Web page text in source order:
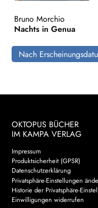
Bruno Morchio
Nachts in Genua
Nach
OKTOPUS BÜCHER
IM KAMPA VERLAG
Impressum
Produktsicherheit (GPSR)
Datenschutzerklärung
Privatsphäre-Einstellungen
Historie der Privatsphäre-
Einwilligungen widerrufen